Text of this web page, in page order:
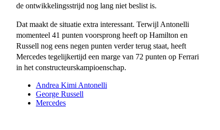
de ontwikkelingsstrijd nog lang niet beslist is.
Dat maakt de situatie extra interessant. Terwijl Antonelli
momenteel 41 punten voorsprong heeft op Hamilton en
Russell nog eens negen punten verder terug staat, heeft
Mercedes tegelijkertijd een marge van 72 punten op Ferrari
in het constructeurskampioenschap.
Andrea Kimi Antonelli
George Russell
Mercedes